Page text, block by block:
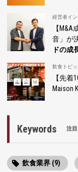
経営者イ
【
音」が
ドの成
飲食トピッ
【先着
Maison
Keywords 注
飲食業界 (9)